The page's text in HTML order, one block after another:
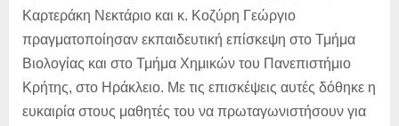
Καρτεράκη Νεκτάριο και κ. Κοζύρη Γεώργιο
πραγματοποίησαν εκπαιδευτική επίσκεψη στο Τμήμα
Βιολογίας και στο Τμήμα Χημικών του Πανεπιστήμιο
Κρήτης, στο Ηράκλειο. Με τις επισκέψεις αυτές δόθηκε η
ευκαιρία στους μαθητές του να πρωταγωνιστήσουν για